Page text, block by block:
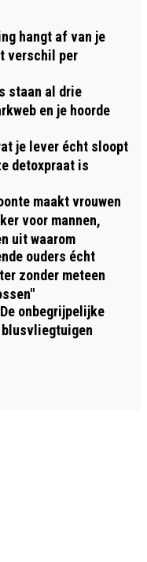
hangt af van je
verschil per
staan al drie
en je hoorde
je lever écht sloopt
detoxpraat is
maakt vrouwen
voor mannen,
uit waarom
ouders écht
zonder meteen
onbegrijpelijke